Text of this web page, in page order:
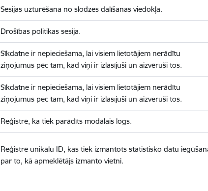
Sesijas uzturēšana no slodzes dalīšanas viedokļa.
Drošības politikas sesija.
Sīkdatne ir nepieciešama, lai visiem lietotājiem nerādītu
ziņojumus pēc tam, kad viņi ir izlasījuši un aizvēruši tos.
Sīkdatne ir nepieciešama, lai visiem lietotājiem nerādītu
ziņojumus pēc tam, kad viņi ir izlasījuši un aizvēruši tos.
Reģistrē, ka tiek parādīts modālais logs.
Reģistrē unikālu ID, kas tiek izmantots statistisko datu
par to, kā apmeklētājs izmanto vietni.